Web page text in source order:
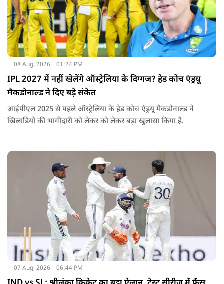
08 Aug, 2026 01:24 PM
IPL 2027 में नहीं खेलेंगे ऑस्ट्रेलिया के दिग्गज? हेड कोच एंड्रयू
मैकडोनाल्ड ने दिए बड़े संकेत
आईपीएल 2025 से पहले ऑस्ट्रेलिया के हेड कोच एंड्रयू मैकडोनाल्ड ने
खिलाडियों की भागीदारी को लेकर को लेकर बड़ा खुलासा किया है.
07 Aug, 2026 06:44 PM